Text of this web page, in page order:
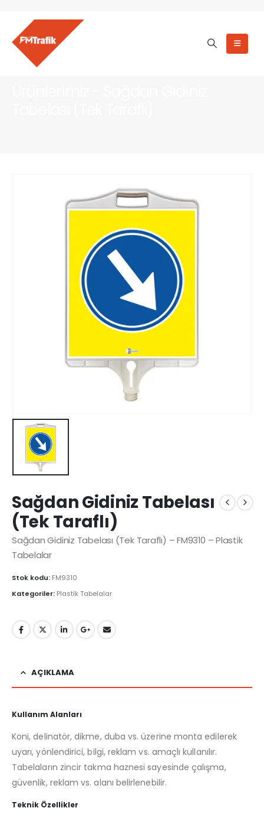
Sağdan Gidiniz Tabelası
(Tek Taraflı)
Sağdan Gidiniz Tabelası (Tek Taraflı) – FM9310 – Plastik
Tabelalar
Stok kodu: FM9310
Kategoriler: Plastik Tabelalar
AÇIKLAMA
Kullanım Alanları
Koni, delinatör, dikme, duba vs. üzerine monta edilerek
uyarı, yönlendirici, bilgi, reklam vs. amaçlı kullanılır.
Tabelaların zincir takma haznesi sayesinde çalışma,
güvenlik, reklam vs. alanı belirlenebilir.
Teknik Özellikler